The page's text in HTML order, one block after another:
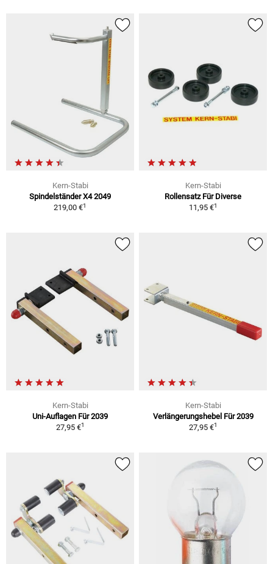
Kern-Stabi
Spindelständer X4 2049
219,00 €1
Kern-Stabi
Rollensatz Für Diverse
11,95 €1
Kern-Stabi
Uni-Auflagen Für 2039
27,95 €1
Kern-Stabi
Verlängerungshebel Für 2039
27,95 €1